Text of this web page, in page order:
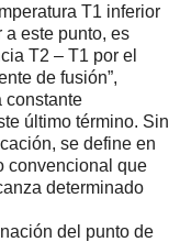
T1 inferior
a este punto, es
T2 – T1 por el
de fusión”,
constante
último término. Sin
se define en
convencional que
determinado
del punto de